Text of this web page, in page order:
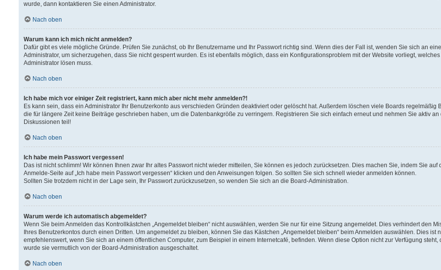
wurde, dann kontaktieren Sie einen Administrator.
Nach oben
Warum kann ich mich nicht anmelden?
Dafür gibt es viele mögliche Gründe. Prüfen Sie zunächst, ob Ihr Benutzername und Ihr Passwort richtig sind. Wenn dies der Fall ist, wenden Sie sich an
Administrator, um sicherzugehen, dass Sie nicht gesperrt wurden. Es ist ebenfalls möglich, dass ein Konfigurationsproblem mit der Website vorliegt, welches
Administrator lösen muss.
Nach oben
Ich habe mich vor einiger Zeit registriert, kann mich aber nicht mehr anmelden?!
Es kann sein, dass ein Administrator Ihr Benutzerkonto aus verschieden Gründen deaktiviert oder gelöscht hat. Außerdem löschen viele Boards regelmäßig
die für längere Zeit keine Beiträge geschrieben haben, um die Datenbankgröße zu verringern. Registrieren Sie sich einfach erneut und nehmen Sie aktiv an
Diskussionen teil!
Nach oben
Ich habe mein Passwort vergessen!
Das ist nicht schlimm! Wir können Ihnen zwar Ihr altes Passwort nicht wieder mitteilen, Sie können es jedoch zurücksetzen. Dies machen Sie, indem Sie auf
Anmelde-Seite auf „Ich habe mein Passwort vergessen“ klicken und den Anweisungen folgen. So sollten Sie sich schnell wieder anmelden können.
Sollten Sie trotzdem nicht in der Lage sein, Ihr Passwort zurückzusetzen, so wenden Sie sich an die Board-Administration.
Nach oben
Warum werde ich automatisch abgemeldet?
Wenn Sie beim Anmelden das Kontrollkästchen „Angemeldet bleiben“ nicht auswählen, werden Sie nur für eine Sitzung angemeldet. Dies verhindert den
Ihres Benutzerkontos durch einen Dritten. Um angemeldet zu bleiben, können Sie das Kästchen „Angemeldet bleiben“ beim Anmelden auswählen. Dies ist
empfehlenswert, wenn Sie sich an einem öffentlichen Computer, zum Beispiel in einem Internetcafé, befinden. Wenn diese Option nicht zur Verfügung steht,
wurde sie vermutlich von der Board-Administration ausgeschaltet.
Nach oben